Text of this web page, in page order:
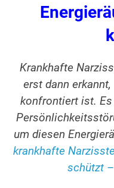
Krankhafte
erst dann
konfrontiert ist. Es
um diesen
krankhafte
schützt